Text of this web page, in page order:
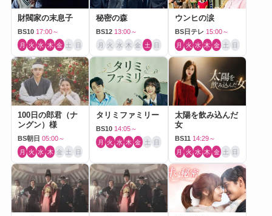
財閥家の末息子
BS10 17:00～
月 火 水 木 金 土 日
秘密の森
BS12 13:00～
月 火 水 木 金 土 日
ウンヒの涙
BS日テレ 15:00～
月 火 水 木 金 土 日
100日の郎君（ナ
ングン）様
BS朝日 05:00～
月 火 水 木 金 土 日
タリミファミリー
BS10 14:05～
月 火 水 木 金 土 日
太陽を飲み込んだ
女
BS11 14:29～
月 火 水 木 金 土 日